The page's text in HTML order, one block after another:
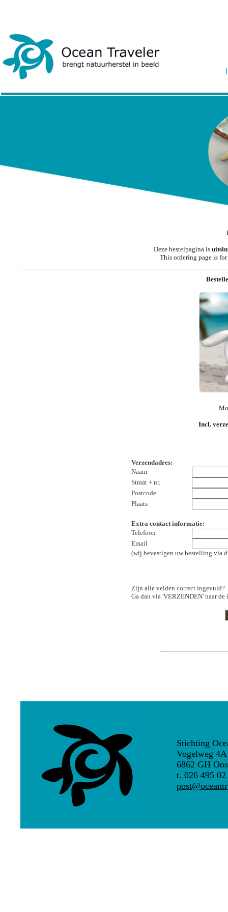
Deze bestelpagina is
This ordering page is for
Incl.
Verzendadres:
Naam
Straat + nr.
Postcode
Plaats
Extra contact informatie:
Telefoon
Email
(wij bevestigen uw bestelling via
Zijn alle velden correct ingevuld?
Ga dan via 'VERZENDEN' naar
Stichting
Vogelweg 4A
6862 GH
t. 026 495 02